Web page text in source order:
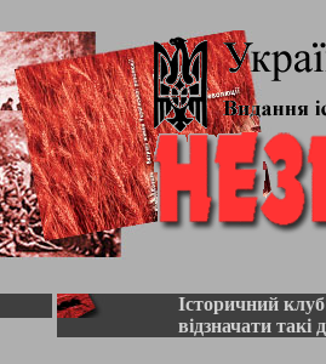
Історичний
відзначати такі